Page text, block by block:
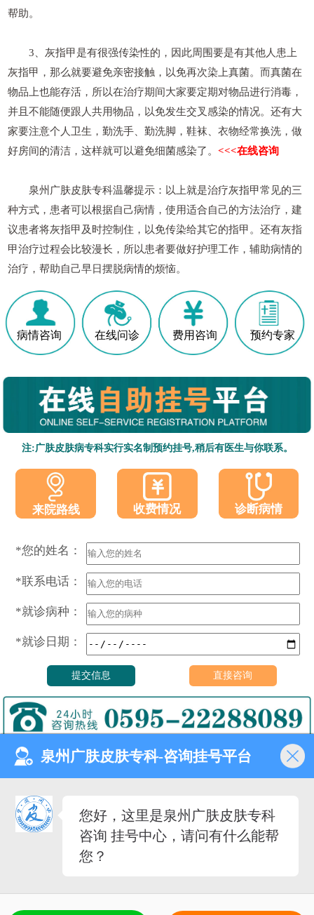
帮助。
3、灰指甲是有很强传染性的，因此周围要是有其他人患上
灰指甲，那么就要避免亲密接触，以免再次染上真菌。而真菌在
物品上也能存活，所以在治疗期间大家要定期对物品进行消毒，
并且不能随便跟人共用物品，以免发生交叉感染的情况。还有大
家要注意个人卫生，勤洗手、勤洗脚，鞋袜、衣物经常换洗，做
好房间的清洁，这样就可以避免细菌感染了。<<<在线咨询
泉州广肤皮肤专科温馨提示：以上就是治疗灰指甲常见的三
种方式，患者可以根据自己病情，使用适合自己的方法治疗，建
议患者将灰指甲及时控制住，以免传染给其它的指甲。还有灰指
甲治疗过程会比较漫长，所以患者要做好护理工作，辅助病情的
治疗，帮助自己早日摆脱病情的烦恼。
病情咨询 在线问诊 费用咨询 预约专家
注:广肤皮肤病专科实行实名制预约挂号,稍后有医生与你联系。
来院路线 收费情况 诊断病情
*您的姓名：
*联系电话：
*就诊病种：
*就诊日期：
门诊时间（无假日医院）
8:00—18:00
健康热线
0595-22288089
医院地址
（闽-泉-丰）医广[2020]第08-30-30号
泉州广肤皮肤专科-咨询挂号平台
您好，这里是泉州广肤皮肤专科
咨询 挂号中心，请问有什么能帮
您？